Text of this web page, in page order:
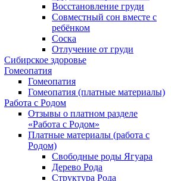
Восстановление груди
Совместный сон вместе с
ребёнком
Соска
Отлучение от груди
Сибирское здоровье
Гомеопатия
Гомеопатия
Гомеопатия (платные материалы)
Работа с Родом
Отзывы о платном разделе
«Работа с Родом»
Платные материалы (работа с
Родом)
Свободные роды Ягуара
Дерево Рода
Структура Рода